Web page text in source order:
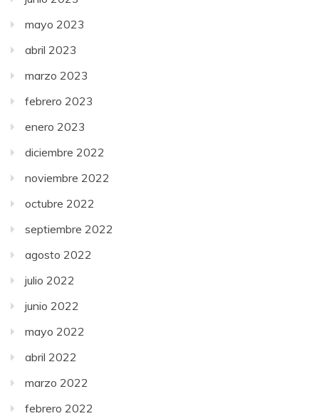
mayo 2023
abril 2023
marzo 2023
febrero 2023
enero 2023
diciembre 2022
noviembre 2022
octubre 2022
septiembre 2022
agosto 2022
julio 2022
junio 2022
mayo 2022
abril 2022
marzo 2022
febrero 2022